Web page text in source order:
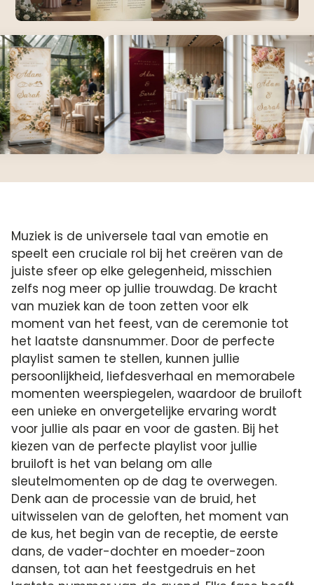
Muziek is de universele taal van emotie en
speelt een cruciale rol bij het creëren van de
juiste sfeer op elke gelegenheid, misschien
zelfs nog meer op jullie trouwdag. De kracht
van muziek kan de toon zetten voor elk
moment van het feest, van de ceremonie tot
het laatste dansnummer. Door de perfecte
playlist samen te stellen, kunnen jullie
persoonlijkheid, liefdesverhaal en memorabele
momenten weerspiegelen, waardoor de bruiloft
een unieke en onvergetelijke ervaring wordt
voor jullie als paar en voor de gasten. Bij het
kiezen van de perfecte playlist voor jullie
bruiloft is het van belang om alle
sleutelmomenten op de dag te overwegen.
Denk aan de processie van de bruid, het
uitwisselen van de geloften, het moment van
de kus, het begin van de receptie, de eerste
dans, de vader-dochter en moeder-zoon
dansen, tot aan het feestgedruis en het